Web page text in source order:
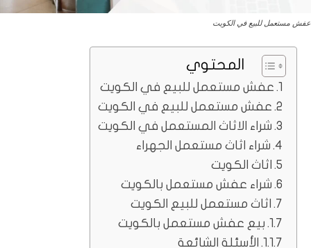
عفش مستعمل للبيع في الكويت
المحتوي
عفش مستعمل للبيع في الكويت
عفش مستعمل للبيع في الكويت
شراء الاثاث المستعمل في الكويت
شراء اثاث مستعمل الجهراء
اثاث الكويت
شراء عفش مستعمل بالكويت
اثاث مستعمل للبيع الكويت
بيع عفش مستعمل بالكويت
الأسئلة الشائعة